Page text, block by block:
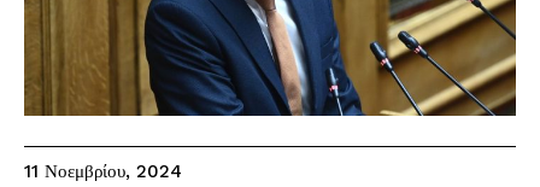
11 Νοεμβρίου, 2024